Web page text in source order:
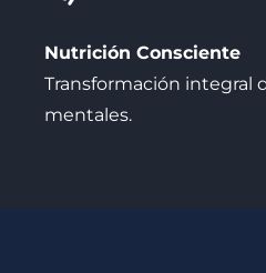
Nutrición Consciente
Transformación integral
mentales.